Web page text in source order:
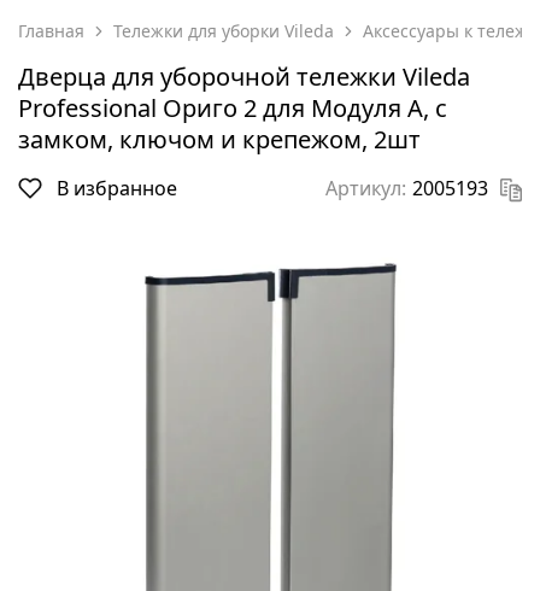
Главная Тележки для уборки Vileda Аксессуары к
Дверца для уборочной тележки Vileda
Professional Ориго 2 для Модуля А, с
замком, ключом и крепежом, 2шт
В избранное Артикул: 2005193